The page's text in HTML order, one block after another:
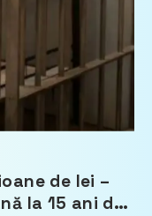
de lei –
la 15 ani de